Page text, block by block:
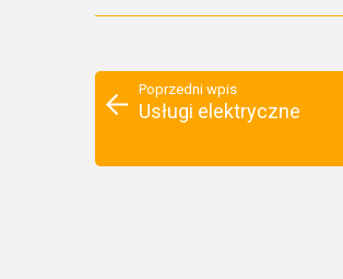
Poprzedni wpis
Usługi elektryczne